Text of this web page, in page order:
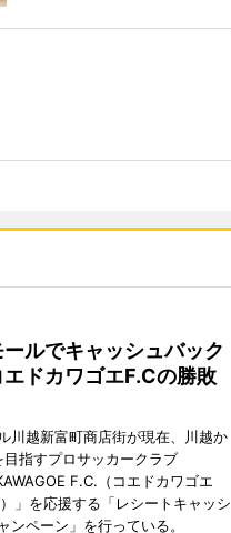
ルでキャッシュバック
ドカワゴエF.Cの勝敗
川越新富町商店街が現在、川越か
目指すプロサッカークラブ
F.C.（コエドカワゴエ
」を応援する「レシートキャッシ
ンペーン」を行っている。